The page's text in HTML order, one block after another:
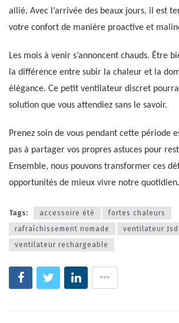
allié. Avec l’arrivée des beaux jours, il est
votre confort de manière proactive et
Les mois à venir s’annoncent chauds. Être
la différence entre subir la chaleur et la
élégance. Ce petit ventilateur discret
solution que vous attendiez sans le savoir.
Prenez soin de vous pendant cette période
pas à partager vos propres astuces pour
Ensemble, nous pouvons transformer ces
opportunités de mieux vivre notre quotidien.
Tags: accessoire été
fortes chaleurs
rafraîchissement nomade
ventilateur
ventilateur rechargeable